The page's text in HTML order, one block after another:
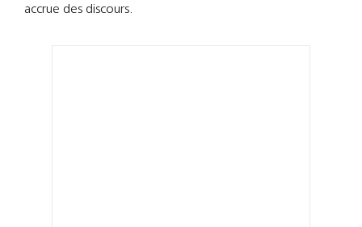
accrue des discours.